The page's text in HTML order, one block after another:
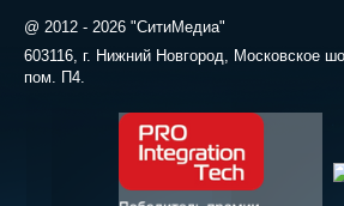
@ 2012 - 2026 "СитиМедиа"
603116, г. Нижний Новгород, Московское
пом. П4.